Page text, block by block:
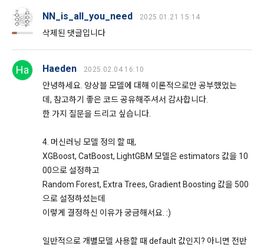
1. "회사"는 "개인회원" 또는 “인재회원”의 개인정보를 “기업회
원”의 요구에 따라 필터링 작업을 수행할 수 있다.
2. “회사”는 “개인회원” 또는 “인재회원”이 회원가입시 또는 인재
풀 등록시에 입력한 개인정보에 오자, 탈자 또는 사회적 통념에
어긋나는 문구와 내용, 명백하게 허위의 사실에 기초한 내용이
있을 경우, 이를 사전통보 없이 언제든지 삭제하거나 수정할 수
3. “인재회원”이 입력한 ‘인재풀 등록 정보’는 취업 및 관련 동향
의 통계자료로 활용될 수 있고 그 자료는 매체를 통해 언론에 배
인정보는 제외한다.
4. “회사”는 "기업회원”이 “사이트”에서 정당한 절차를 거쳐 열람
한 “개인회원” 또는 “인재회원”의 개인정보를 “기업회원”의 인사
자료로 활용하는 목적으로 제공할 수 있다.
5. “회원”이 “회사”가 제공하는 서비스 내에 작성∙등록한 게시물
이나 자료 등의 지식재산권은 “회원”에게 귀속하나, “회사”는 그
별도의 DB로 옮겨져(종이의 경우 별도의 서류함) 내부 방침 및
기타 관련법령에 의해 정보보호 사유에 따라 일정 기간 저장된
2) 파기방법
종이에 출력된 개인정보는 분쇄기로 분쇄하거나 소각을 통해 파
기합니다. 전자적 파일형태로 저장된 개인정보는 기록을 재생할
8. 개인정보 자동 수집 장치의 설치, 운영 및 거부에 관한 사항
1) 쿠키란
웹사이트를 운영하는데 이용되는 서버가 이용자의 브라우저에
보내는 작은 텍스트 파일로 이용자의 하드디스크에 저장됩니다.
NN_is_all_you_need 2025.01.21 15:14
삭제된 댓글입니다
Ha Haeden 2025.02.04 16:10
안녕하세요. 앙상블 모델에 대해 이론적으로만 공부했었는
데, 참고하기 좋은 코드 공유해주셔서 감사합니다.
한 가지 질문을 드리고 싶습니다.
4. 머신러닝 모델 정의 할 때,
XGBoost, CatBoost, LightGBM 모델은 estimators 값을 10
00으로 설정하고
Random Forest, Extra Trees, Gradient Boosting 값을 500
으로 설정하셨는데
이렇게 결정하신 이유가 궁금해서요. :)
일반적으로 개별모델 사용할 때 default 값인지? 아니면 전반